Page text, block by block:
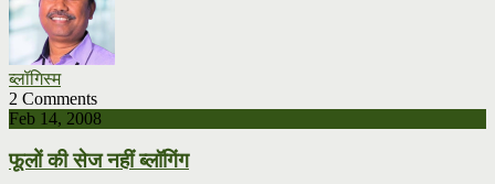
ब्लॉगिस्म
2 Comments
Feb 14, 2008
फूलों की सेज नहीं ब्लॉगिंग